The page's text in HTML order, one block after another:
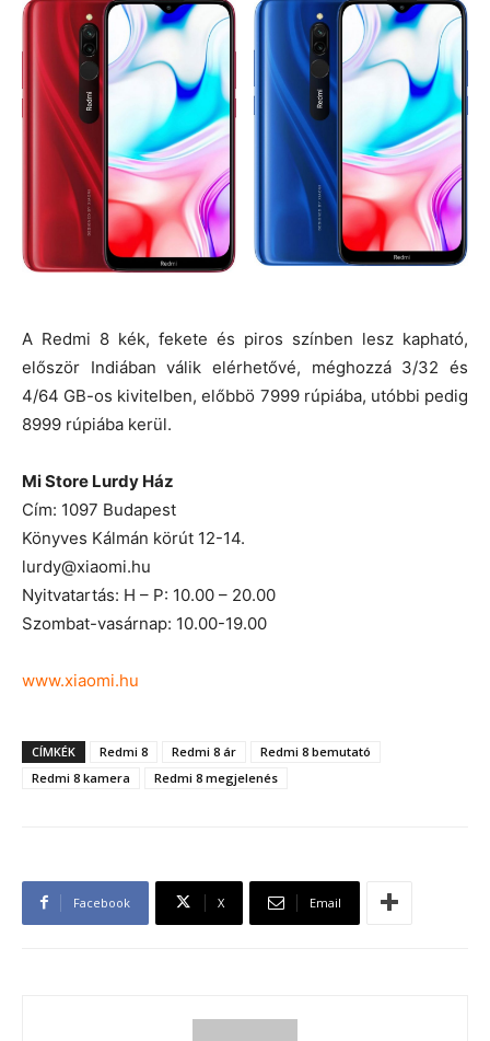
A Redmi 8 kék, fekete és piros színben lesz kapható,
először Indiában válik elérhetővé, méghozzá 3/32 és
4/64 GB-os kivitelben, előbbö 7999 rúpiába, utóbbi pedig
8999 rúpiába kerül.
Mi Store Lurdy Ház
Cím: 1097 Budapest
Könyves Kálmán körút 12-14.
lurdy@xiaomi.hu
Nyitvatartás: H – P: 10.00 – 20.00
Szombat-vasárnap: 10.00-19.00
www.xiaomi.hu
CÍMKÉK Redmi 8 Redmi 8 ár
Redmi 8 bemutató
Redmi 8 kamera
Redmi 8 megjelenés
Facebook X Email